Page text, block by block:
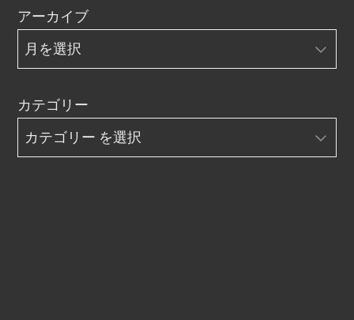
アーカイブ
カテゴリー